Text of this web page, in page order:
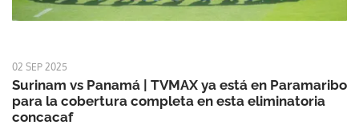
02 SEP 2025
Surinam vs Panamá | TVMAX ya está en Paramaribo
para la cobertura completa en esta eliminatoria
concacaf